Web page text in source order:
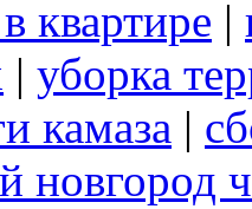
квартире |
| уборка
камаза |
новгород